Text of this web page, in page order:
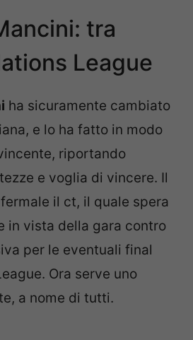
tra
League
ha sicuramente cambiato
e lo ha fatto in modo
riportando
e voglia di vincere. Il
il ct, il quale spera
in vista della gara contro
per le eventuali final
Ora serve uno
a nome di tutti.